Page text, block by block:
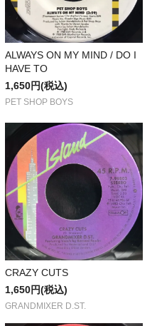
ALWAYS ON MY MIND / DO I
HAVE TO
1,650円(税込)
PET SHOP BOYS
CRAZY CUTS
1,650円(税込)
GRANDMIXER D.ST.